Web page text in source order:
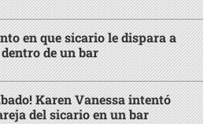
en que sicario le dispara a
de un bar
Karen Vanessa intentó
del sicario en un bar